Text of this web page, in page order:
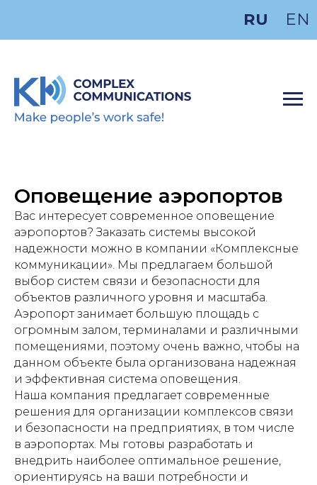
Оповещение аэропортов
Вас интересует современное оповещение
аэропортов? Заказать системы высокой
надежности можно в компании «Комплексные
коммуникации». Мы предлагаем большой
выбор систем связи и безопасности для
объектов различного уровня и масштаба.
Аэропорт занимает большую площадь с
огромным залом, терминалами и различными
помещениями, поэтому очень важно, чтобы на
данном объекте была организована надежная
и эффективная система оповещения.
Наша компания предлагает современные
решения для организации комплексов связи
и безопасности на предприятиях, в том числе
в аэропортах. Мы готовы разработать и
внедрить наиболее оптимальное решение,
ориентируясь на ваши потребности и